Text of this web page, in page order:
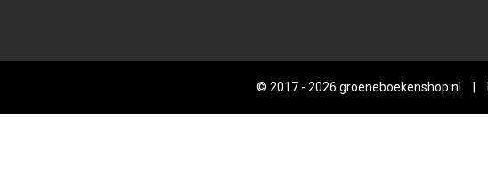
© 2017 - 2026 groeneboekenshop.nl